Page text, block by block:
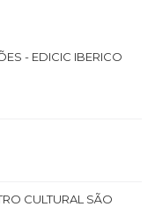
- EDICIC IBERICO
CULTURAL SÃO